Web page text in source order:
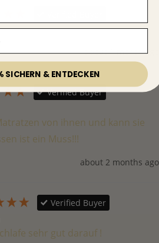
about 1 month ago
Verified Buyer
von ihnen und kann sie
ist ein Muss!!!
about 2 months ago
Verified Buyer
SICHERN & ENTDECKEN